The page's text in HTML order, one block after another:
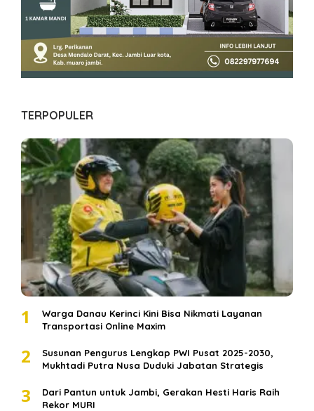
TERPOPULER
1
Warga Danau Kerinci Kini Bisa Nikmati Layanan
Transportasi Online Maxim
2
Susunan Pengurus Lengkap PWI Pusat 2025-2030,
Mukhtadi Putra Nusa Duduki Jabatan Strategis
3
Dari Pantun untuk Jambi, Gerakan Hesti Haris Raih
Rekor MURI